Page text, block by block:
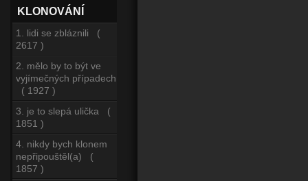
KLONOVÁNÍ
1. lidi se zbláznili (
2617 )
2. mělo by to být ve
vyjímečných případech
( 1927 )
3. je to slepá ulička (
1851 )
4. nikdy bych klonem
nepřipouštěl(a) (
1857 )